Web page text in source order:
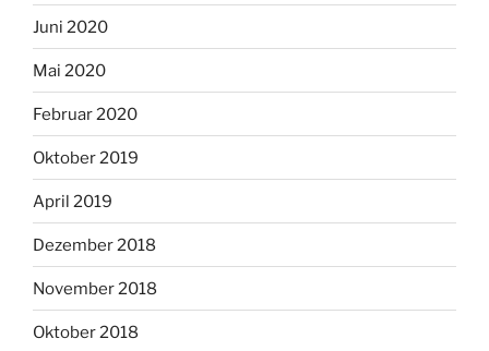
Juni 2020
Mai 2020
Februar 2020
Oktober 2019
April 2019
Dezember 2018
November 2018
Oktober 2018